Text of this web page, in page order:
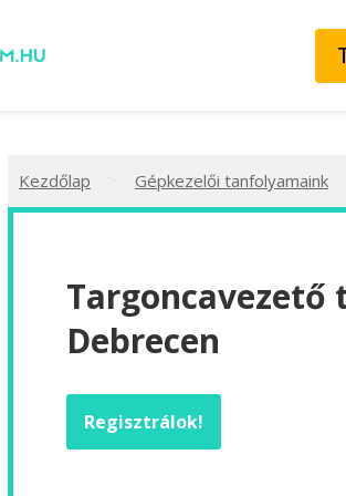
Kezdőlap Gépkezelői tanfolyamaink
Targoncavezető
Debrecen
Regisztrálok!